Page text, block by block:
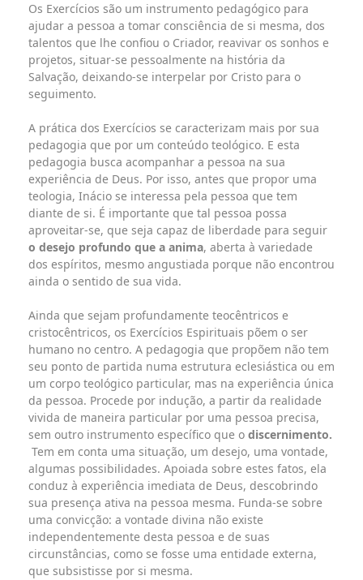
Os Exercícios são um instrumento pedagógico para
ajudar a pessoa a tomar consciência de si mesma, dos
talentos que lhe confiou o Criador, reavivar os sonhos e
projetos, situar-se pessoalmente na história da
Salvação, deixando-se interpelar por Cristo para o
seguimento.
A prática dos Exercícios se caracterizam mais por sua
pedagogia que por um conteúdo teológico. E esta
pedagogia busca acompanhar a pessoa na sua
experiência de Deus. Por isso, antes que propor uma
teologia, Inácio se interessa pela pessoa que tem
diante de si. É importante que tal pessoa possa
aproveitar-se, que seja capaz de liberdade para seguir
o desejo profundo que a anima, aberta à variedade
dos espíritos, mesmo angustiada porque não encontrou
ainda o sentido de sua vida.
Ainda que sejam profundamente teocêntricos e
cristocêntricos, os Exercícios Espirituais põem o ser
humano no centro. A pedagogia que propõem não tem
seu ponto de partida numa estrutura eclesiástica ou em
um corpo teológico particular, mas na experiência única
da pessoa. Procede por indução, a partir da realidade
vivida de maneira particular por uma pessoa precisa,
sem outro instrumento específico que o discernimento.
Tem em conta uma situação, um desejo, uma vontade,
algumas possibilidades. Apoiada sobre estes fatos, ela
conduz à experiência imediata de Deus, descobrindo
sua presença ativa na pessoa mesma. Funda-se sobre
uma convicção: a vontade divina não existe
independentemente desta pessoa e de suas
circunstâncias, como se fosse uma entidade externa,
que subsistisse por si mesma.